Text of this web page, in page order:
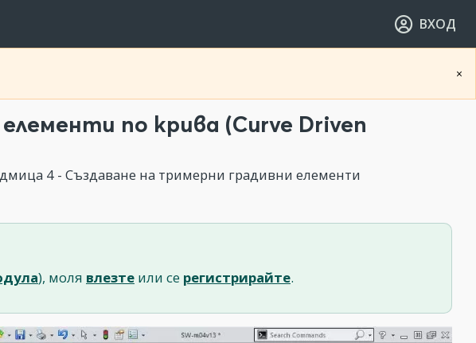
ВХОД
×
по крива (Curve Driven
4 - Създаване на тримерни градивни елементи
), моля влезте или се регистрирайте.